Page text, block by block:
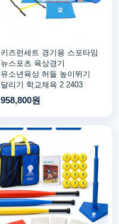
키즈런세트 경기용 스포타임
뉴스포츠 육상경기
유소년육상 허들 높이뛰기
달리기 학교체육 2 2403
958,800원